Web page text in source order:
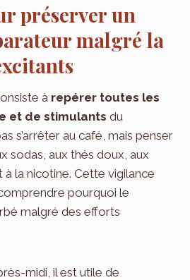
préserver un
malgré la
à repérer toutes les
et de stimulants du
s’arrêter au café, mais penser
sodas, aux thés doux, aux
la nicotine. Cette vigilance
pourquoi le
malgré des efforts
midi, il est utile de